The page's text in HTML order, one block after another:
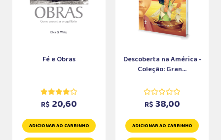
Fé e Obras
R$ 20,60
ADICIONAR AO CARRINHO
Descoberta na América -
Coleção: Gran...
R$ 38,00
ADICIONAR AO CARRINHO